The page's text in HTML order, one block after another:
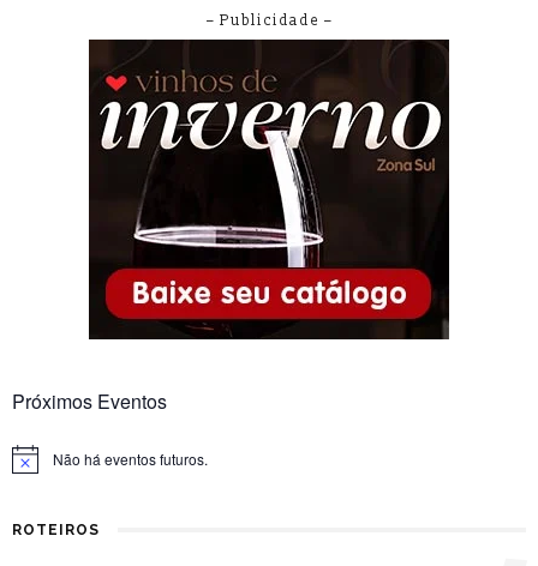
– Publicidade –
Próximos Eventos
Notice Não há eventos futuros.
ROTEIROS